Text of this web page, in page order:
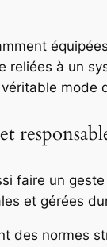
reliées à un
mode
faire un
et gérées
des normes